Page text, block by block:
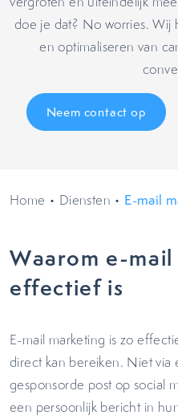
doe je dat? No worries. Wij
en optimaliseren van
Neem contact op
Home • Diensten • E-mail
Waarom e-
effectief is
E-mail marketing is zo
direct kan bereiken. Niet via
gesponsorde post op social
een persoonlijk bericht in